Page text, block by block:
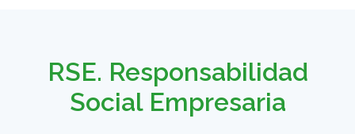
RSE. Responsabilidad
Social Empresaria